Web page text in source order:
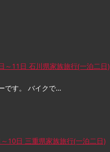
～11日 石川県家族旅行(一泊二日)
です。 バイクで…
10日 三重県家族旅行(一泊二日)